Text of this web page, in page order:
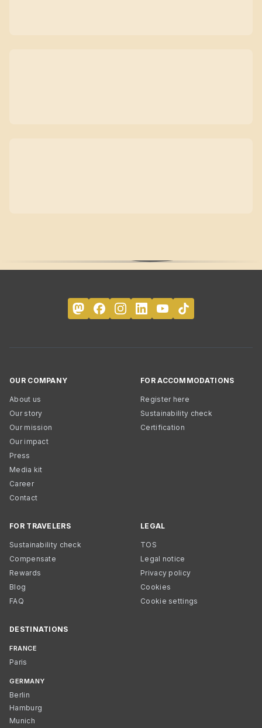
OUR COMPANY
About us
Our story
Our mission
Our impact
Press
Media kit
Career
Contact
FOR ACCOMMODATIONS
Register here
Sustainability check
Certification
FOR TRAVELERS
Sustainability check
Compensate
Rewards
Blog
FAQ
LEGAL
TOS
Legal notice
Privacy policy
Cookies
Cookie settings
DESTINATIONS
FRANCE
Paris
GERMANY
Berlin
Hamburg
Munich